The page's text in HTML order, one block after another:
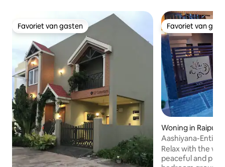
Favoriet van gasten
Favoriet van gasten Favoriet van
Favoriet van
Woning in Raipur
Aashiyana-Entire
Relax with the
peaceful and